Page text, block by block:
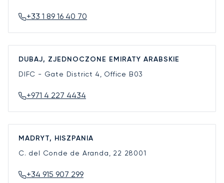
+33 1 89 16 40 70
DUBAJ, ZJEDNOCZONE EMIRATY ARABSKIE
DIFC - Gate District 4, Office B03
+971 4 227 4434
MADRYT, HISZPANIA
C. del Conde de Aranda, 22 28001
+34 915 907 299